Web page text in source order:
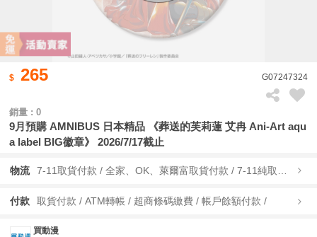
265 G07247324
銷量 : 0
9月預購 AMNIBUS 日本精品 《葬送的芙莉蓮 艾冉 Ani-Art aqu
a label BIG徽章》 2026/7/17截止
物流
付款 取貨付款 / ATM轉帳 / 超商條碼繳費 / 帳戶餘額付款 /
買動漫